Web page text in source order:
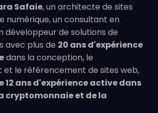
Safaie, un architecte de sites
numérique, un consultant en
développeur de solutions de
avec plus de 20 ans d'expérience
dans la conception, le
le référencement de sites web,
12 ans d'expérience active dans
cryptomonnaie et de la